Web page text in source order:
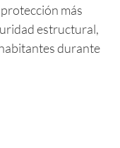
más
estructural,
durante